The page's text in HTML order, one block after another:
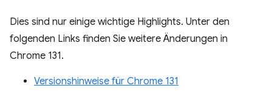
Dies sind nur einige wichtige Highlights. Unter den
folgenden Links finden Sie weitere Änderungen in
Chrome 131.
Versionshinweise für Chrome 131